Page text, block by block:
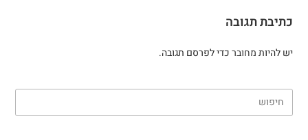
כתיבת תגובה
יש להיותמחוברכדי לפרסם תגובה.